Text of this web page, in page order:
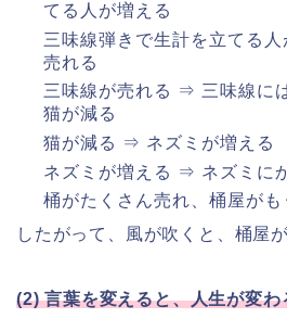
てる人が増える
三味線弾きで生計を立てる
売れる
三味線が売れる ⇒ 三味線に
猫が減る
猫が減る ⇒ ネズミが増える
ネズミが増える ⇒ ネズミに
桶がたくさん売れ、桶屋がも
したがって、風が吹くと、桶屋
(2) 言葉を変えると、人生が変わ